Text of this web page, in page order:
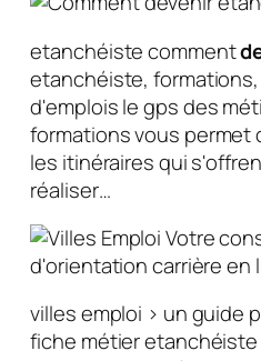
etanchéiste comment
etanchéiste,
d'emplois le gps des
formations vous permet
les itinéraires qui
réaliser…
villes emploi > un guide
fiche métier